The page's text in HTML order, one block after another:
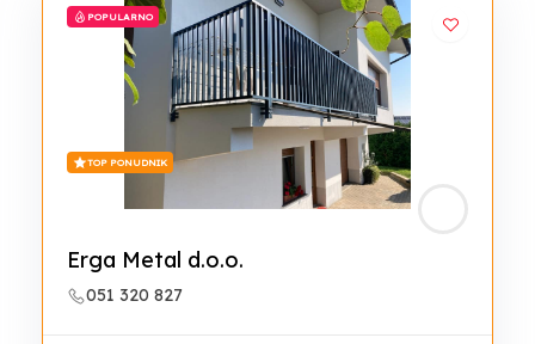
POPULARNO
TOP PONUDNIK
Erga Metal d.o.o.
051 320 827